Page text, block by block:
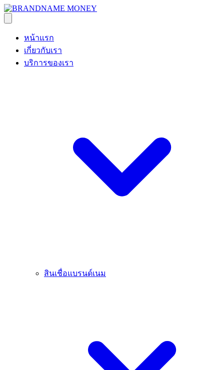
หน้าแรก
เกี่ยวกับเรา
บริการของเรา
สินเชื่อแบรนด์เนม